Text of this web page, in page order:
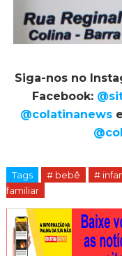
Siga-nos no
Facebook:
@colatinanews
Tags # bebê #
familiar